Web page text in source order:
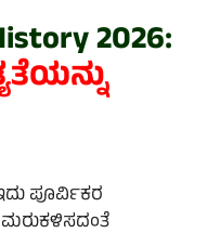
2026:
ಪೂರ್ವಿಕರ
ಮರುಕಳಿಸದಂತೆ